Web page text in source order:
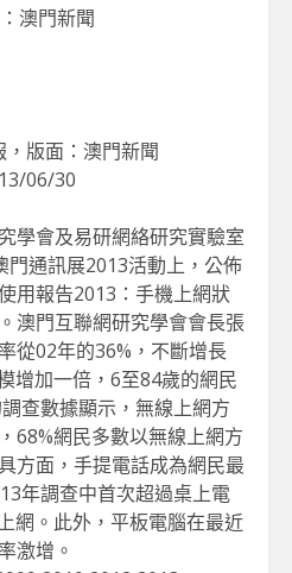
澳門新聞
，版面：澳門新聞
06/30
學會及易研網絡研究實驗室
門通訊展2013活動上，公佈
用報告2013：手機上網狀
澳門互聯網研究學會會長張
從02年的36%，不斷增長
增加一倍，6至84歲的網民
查數據顯示，無線上網方
68%網民多數以無線上網方
方面，手提電話成為網民最
年調查中首次超過桌上電
網。此外，平板電腦在最近
激增。